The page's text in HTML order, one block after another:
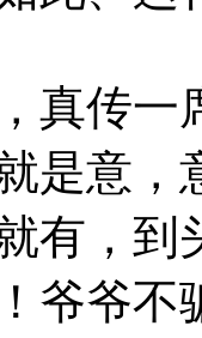
传一
是意，
有，到
爷爷